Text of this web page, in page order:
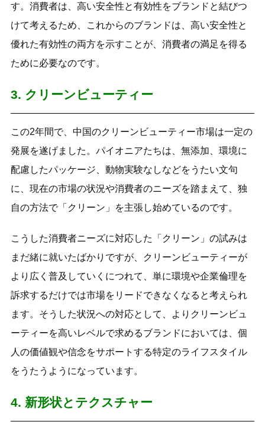
す。消費者は、高い安全性と有効性をブランドと結びつ
けて考えるため、これからのブランドは、高い安全性と
優れた有効性の両方を示すことが、消費者の満足を得る
ために必要なのです。
3. クリーンビューティー
この2年間で、中国のクリーンビューティー市場は一定の
発展を遂げました。パイオニアたちは、無添加、環境に
配慮したパッケージ、動物実験なしなどをうたい文句
に、現在の市場の状況や消費者のニーズを踏まえて、独
自の方法で「クリーン」を主張し始めているのです。
こうした消費者ニーズに対応した「クリーン」の試みは
まだ緒に就いたばかりですが、クリーンビューティーが
より広く普及していくにつれて、単に環境や企業倫理を
訴求するだけでは市場をリードできなくなると考えられ
ます。そうした状況への対応として、よりクリーンビュ
ーティーを高いレベルで求めるブランドにおいては、個
人の価値観や信念をサポートする特定のライフスタイル
をうたうようになっています。
4. 新形状とテクスチャー